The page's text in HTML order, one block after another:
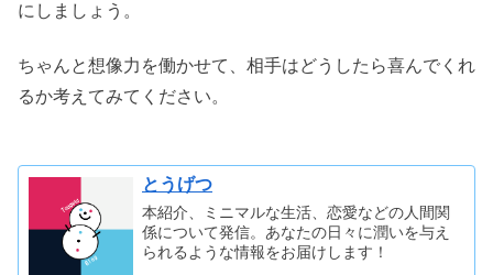
にしましょう。
ちゃんと想像力を働かせて、相手はどうしたら喜んでくれ
るか考えてみてください。
とうげつ
本紹介、ミニマルな生活、恋愛などの人間関
係について発信。あなたの日々に潤いを与え
られるような情報をお届けします！